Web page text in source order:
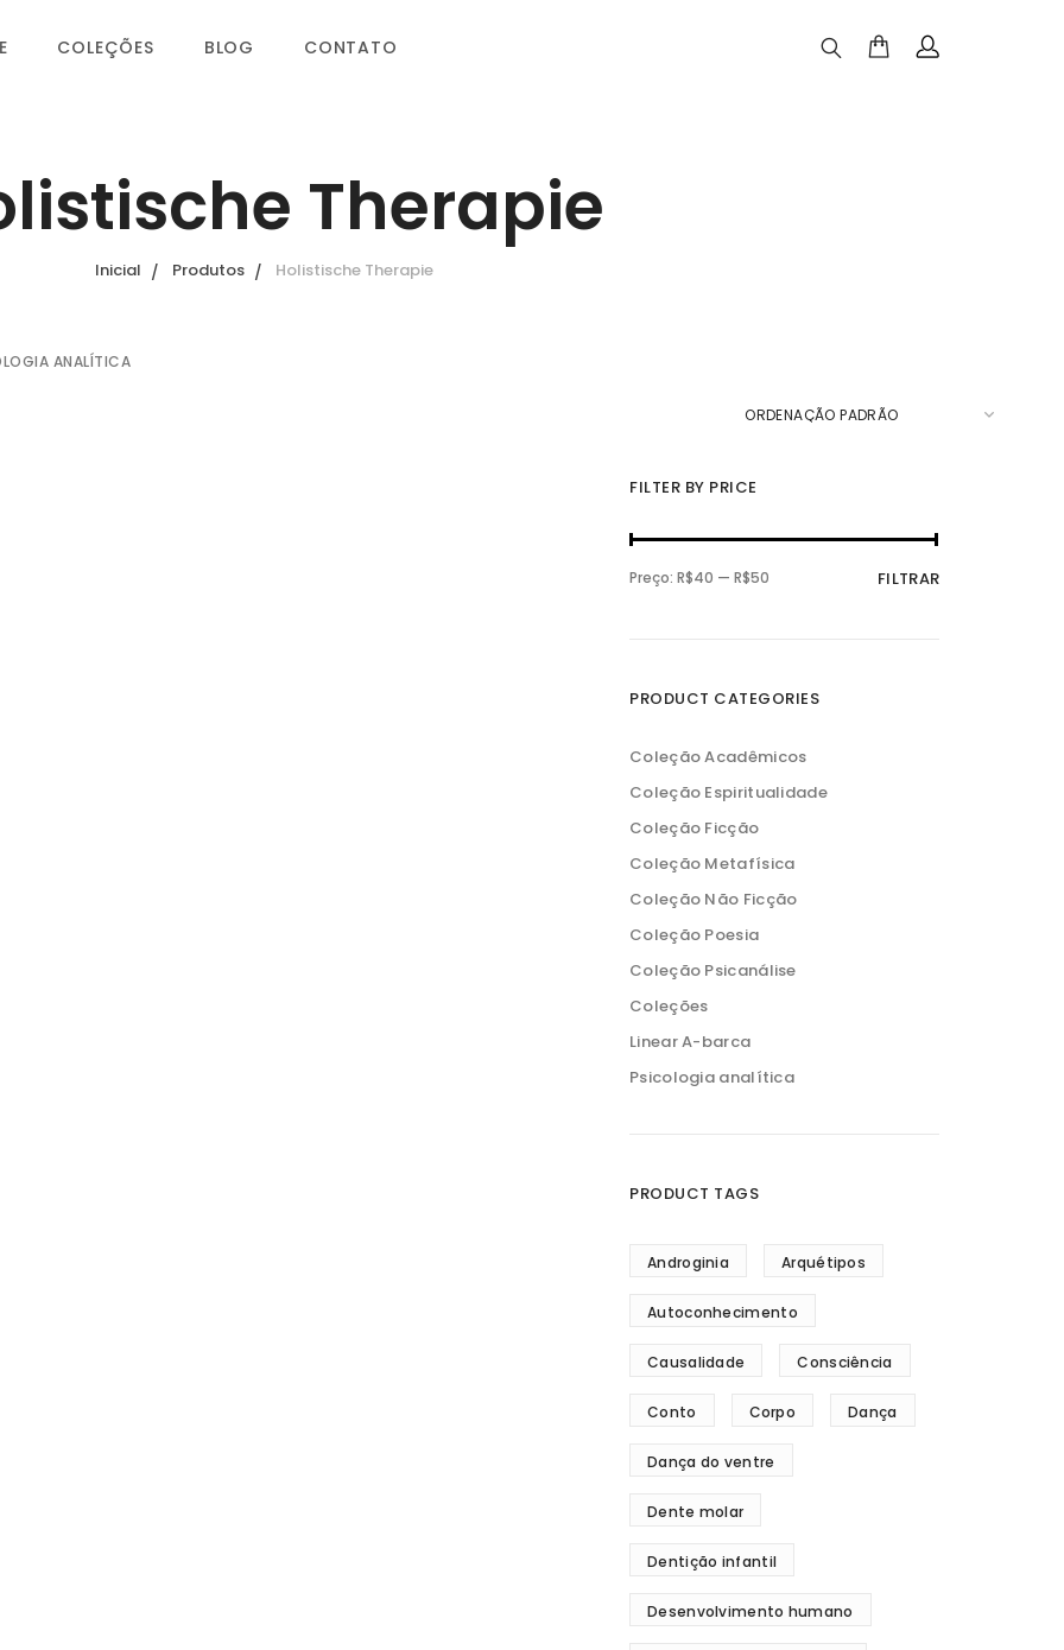
COLEÇÕES BLOG CONTATO
Therapie
Inicial Produtos Holistische Therapie
ANALÍTICA
FILTER BY PRICE
P
r
o
n
i
P
r
o
x
i
FILTRAR
Preço:R$40 —R$50
PRODUCT CATEGORIES
Coleção Acadêmicos
Coleção Espiritualidade
Coleção Ficção
Coleção Metafísica
Coleção Não Ficção
Coleção Poesia
Coleção Psicanálise
Coleções
Linear A-barca
Psicologia analítica
PRODUCT TAGS
Androginia Arquétipos
Autoconhecimento
Causalidade Consciência
Conto Corpo Dança
Dança do ventre
Dente molar
Dentição infantil
Desenvolvimento humano